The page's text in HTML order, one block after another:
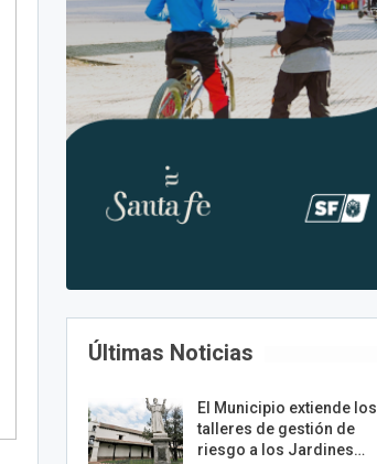
Últimas Noticias
El Municipio extiende los
talleres de gestión de
riesgo a los Jardines…